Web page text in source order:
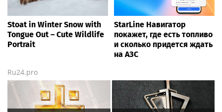
Stoat in Winter Snow with
Tongue Out – Cute Wildlife
Portrait
StarLine Навигатор
покажет, где есть топливо
и сколько придется ждать
на АЗС
Ru24.pro